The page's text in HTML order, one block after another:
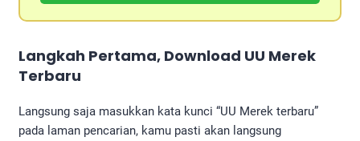
Langkah Pertama, Download UU Merek
Terbaru
Langsung saja masukkan kata kunci “UU Merek terbaru”
pada laman pencarian, kamu pasti akan langsung